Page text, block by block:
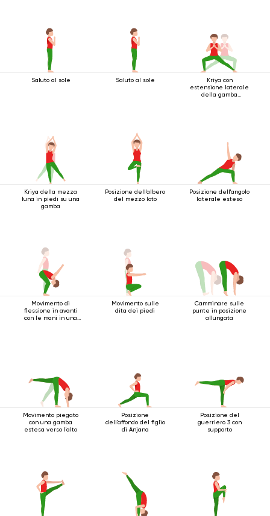
Saluto al sole Saluto al sole
Kriya con
estensione laterale
della gamba
Kriya della mezza
luna in piedi su una
gamba
Posizione dell'albero
del mezzo loto
Posizione dell'angolo
laterale esteso
Movimento di
flessione in avanti
con le mani in una
Movimento sulle
dita dei piedi
Camminare sulle
punte in posizione
allungata
Movimento piegato
con una gamba
estesa verso l'alto
Posizione
dell'affondo del figlio
di Anjana
Posizione del
guerriero 3 con
supporto